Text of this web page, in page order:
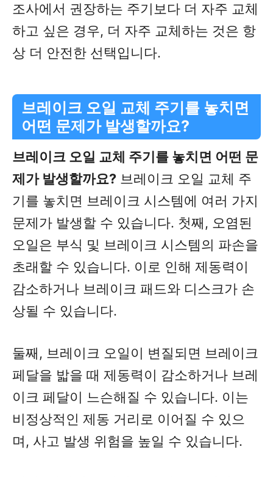
조사에서 권장하는 주기보다 더 자주 교체
하고 싶은 경우, 더 자주 교체하는 것은 항
상 더 안전한 선택입니다.
브레이크 오일 교체 주기를 놓치면
어떤 문제가 발생할까요?
브레이크 오일 교체 주기를 놓치면 어떤 문
제가 발생할까요? 브레이크 오일 교체 주
기를 놓치면 브레이크 시스템에 여러 가지
문제가 발생할 수 있습니다. 첫째, 오염된
오일은 부식 및 브레이크 시스템의 파손을
초래할 수 있습니다. 이로 인해 제동력이
감소하거나 브레이크 패드와 디스크가 손
상될 수 있습니다.
둘째, 브레이크 오일이 변질되면 브레이크
페달을 밟을 때 제동력이 감소하거나 브레
이크 페달이 느슨해질 수 있습니다. 이는
비정상적인 제동 거리로 이어질 수 있으
며, 사고 발생 위험을 높일 수 있습니다.